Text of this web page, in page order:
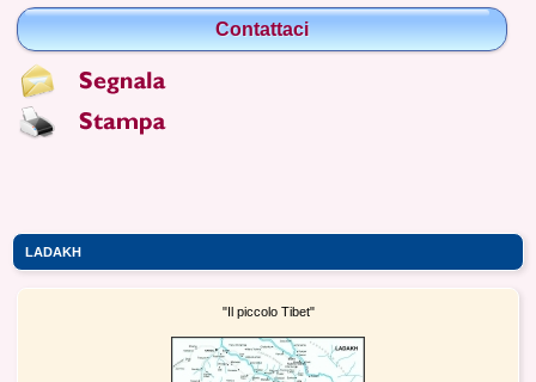
LADAKH
"Il piccolo Tibet"
Contattaci